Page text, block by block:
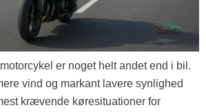
er noget helt andet end i bil.
vind og markant lavere synlighed
krævende køresituationer for